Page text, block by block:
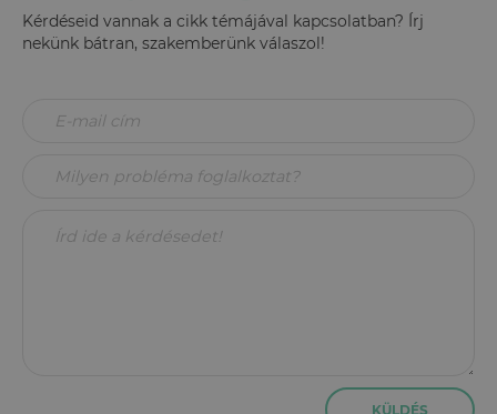
Kérdéseid vannak a cikk témájával kapcsolatban? Írj
nekünk bátran, szakemberünk válaszol!
KÜLDÉS